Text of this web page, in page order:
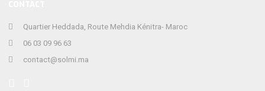
Quartier Heddada, Route Mehdia Kénitra- Maroc
06 03 09 96 63
contact@solmi.ma